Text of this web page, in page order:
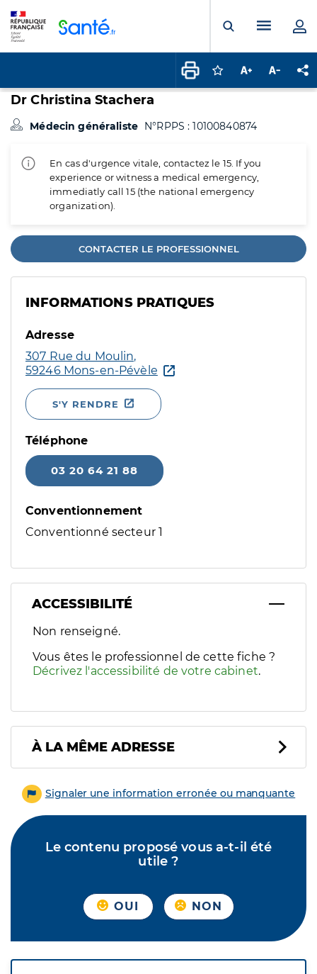
Ouvrir laMenu
Connectez-vous
Augmenter la
Dr Christina Stachera
Médecin généraliste N°RPPS : 10100840874
En cas d'urgence vitale, contactez le 15. If you
experience or witness a medical emergency,
immediatly call 15 (the national emergency
organization).
CONTACTER LE PROFESSIONNEL
INFORMATIONS PRATIQUES
Adresse
307 Rue du Moulin,
59246 Mons-en-Pévèle
S'Y RENDRE
Téléphone
03 20 64 21 88
Conventionnement
Conventionné secteur 1
ACCESSIBILITÉ
Filtres
Sélectionnez un ou plusieurs handicaps/besoins
Non renseigné.
Vous êtes le professionnel de cette fiche ?
Décrivez l'accessibilité de votre cabinet.
À LA MÊME ADRESSE
Signaler une information erronée ou manquante
Le contenu proposé vous a-t-il été
utile ?
OUI NON